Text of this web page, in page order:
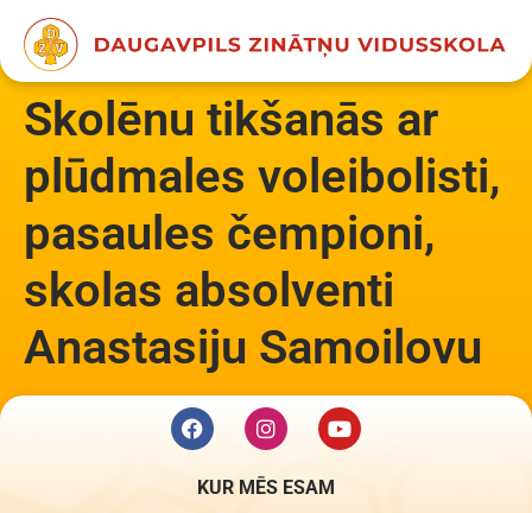
content
Skolēnu tikšanās ar
plūdmales voleibolisti,
pasaules čempioni,
skolas absolventi
Anastasiju Samoilovu
KUR MĒS ESAM